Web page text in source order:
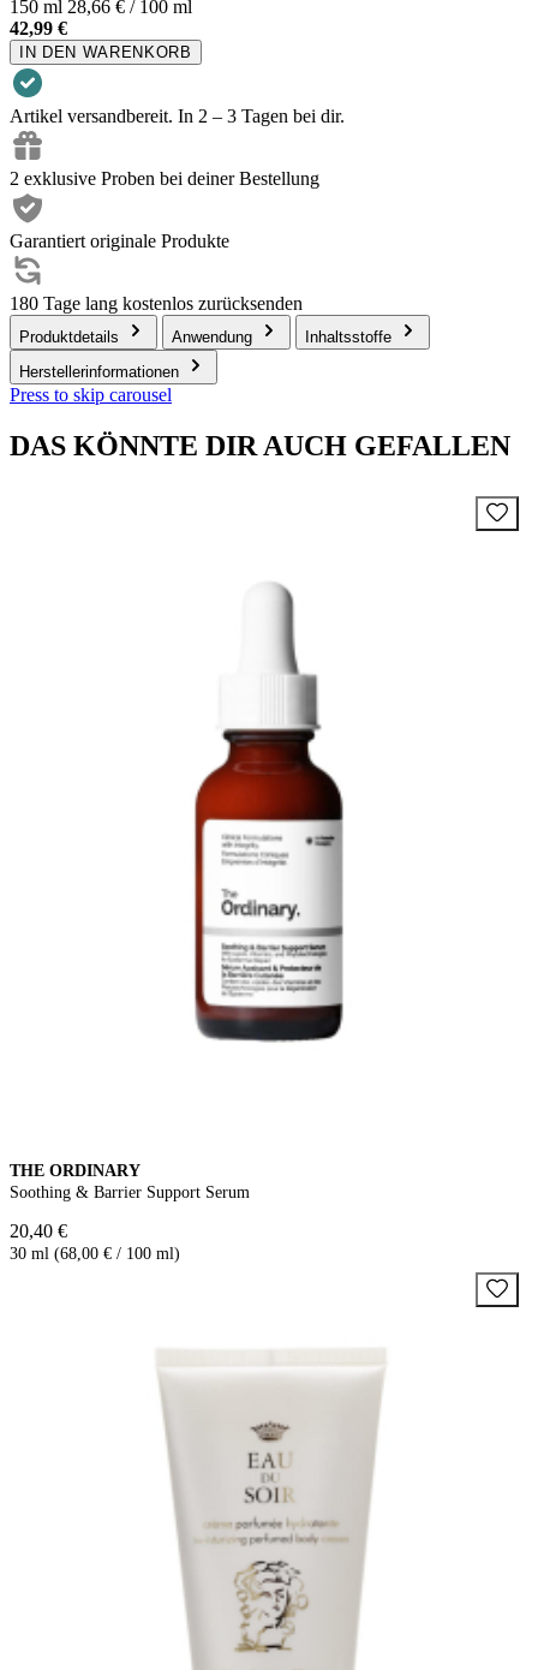
150 ml 28,66 € / 100 ml
42,99 €
IN DEN WARENKORB
Artikel versandbereit. In 2 – 3 Tagen bei dir.
2 exklusive Proben bei deiner Bestellung
Garantiert originale Produkte
180 Tage lang kostenlos zurücksenden
Produktdetails Anwendung
Inhaltsstoffe
Herstellerinformationen
Press to skip carousel
DAS KÖNNTE DIR AUCH GEFALLEN
THE ORDINARY
Soothing & Barrier Support Serum
20,40 €
30 ml (68,00 € / 100 ml)